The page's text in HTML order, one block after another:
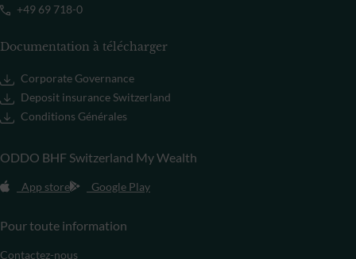
+49 69 718-0
Documentation à télécharger
Corporate Governance
Deposit insurance Switzerland
Conditions Générales
ODDO BHF Switzerland My Wealth
App store Google Play
Pour toute information
Contactez-nous